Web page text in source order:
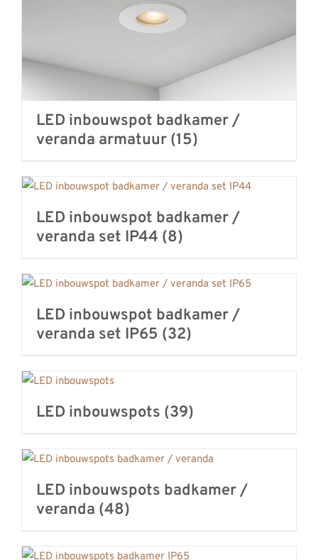
LED inbouwspot badkamer /
veranda armatuur (15)
LED inbouwspot badkamer /
veranda set IP44 (8)
LED inbouwspot badkamer /
veranda set IP65 (32)
LED inbouwspots (39)
LED inbouwspots badkamer /
veranda (48)